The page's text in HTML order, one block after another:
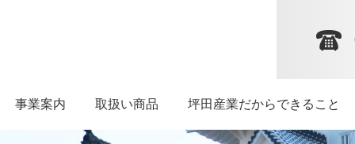
事業案内 取扱い商品 坪田産業だからできること